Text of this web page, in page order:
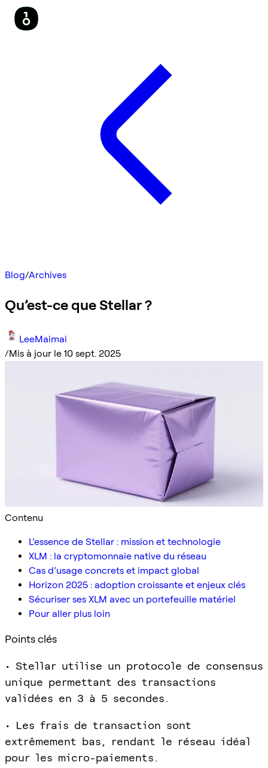
Blog/Archives
Qu’est-ce que Stellar ?
LeeMaimai
/Mis à jour le 10 sept. 2025
Contenu
L’essence de Stellar : mission et technologie
XLM : la cryptomonnaie native du réseau
Cas d’usage concrets et impact global
Horizon 2025 : adoption croissante et enjeux clés
Sécuriser ses XLM avec un portefeuille matériel
Pour aller plus loin
Points clés
• Stellar utilise un protocole de consensus
unique permettant des transactions
validées en 3 à 5 secondes.
• Les frais de transaction sont
extrêmement bas, rendant le réseau idéal
pour les micro-paiements.